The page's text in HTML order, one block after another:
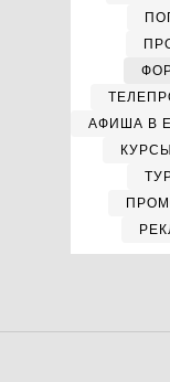
АФИША В